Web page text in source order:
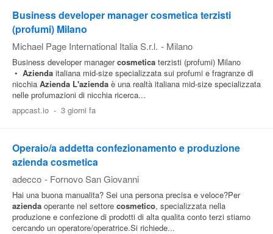
Business developer manager cosmetica terzisti
(profumi) Milano
Michael Page International Italia S.r.l. - Milano
Business developer managercosmetica terzisti (profumi) Milano
• Azienda italiana mid-size specializzata sui profumi e fragranze di
nicchia Azienda L'azienda è una realtà italiana mid-size specializzata
nelle profumazioni di nicchia ricerca...
appcast.io - 3 giorni fa
Operaio/a addetta confezionamento e produzione
azienda cosmetica
adecco - Fornovo San Giovanni
Hai una buona manualita? Sei una persona precisa e veloce?Per
azienda operante nel settore cosmetico, specializzata nella
produzione e confezione di prodotti di alta qualita conto terzi stiamo
cercando un operatore/operatrice.Si richiede...